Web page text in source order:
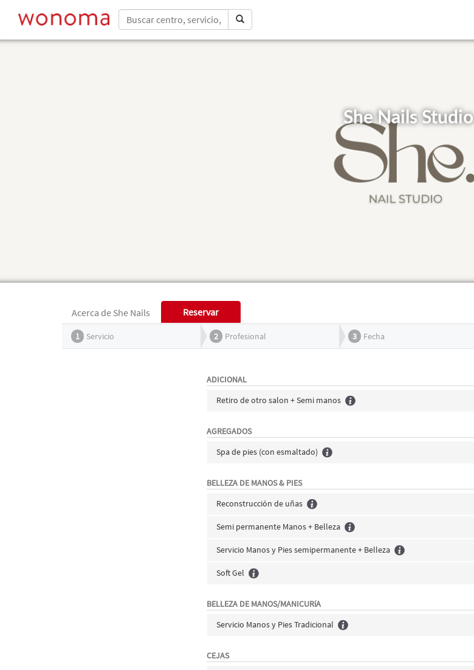
She Nails Studio
Acerca de She Nails Reservar
1 Servicio 2 Profesional 3 Fecha
ADICIONAL
Retiro de otro salon + Semi manos
AGREGADOS
Spa de pies (con esmaltado)
BELLEZA DE MANOS & PIES
Reconstrucción de uñas
Semi permanente Manos + Belleza
Servicio Manos y Pies semipermanente + Belleza
Soft Gel
BELLEZA DE MANOS/MANICURíA
Servicio Manos y Pies Tradicional
CEJAS